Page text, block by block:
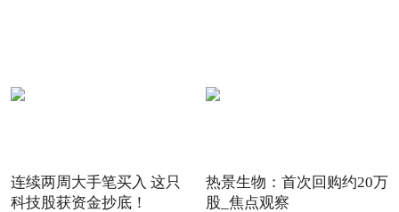
连续两周大手笔买入 这只
科技股获资金抄底！
热景生物：首次回购约20万
股_焦点观察